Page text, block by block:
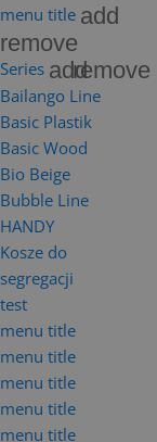
menu title add
remove
Series addremove
Bailango Line
Basic Plastik
Basic Wood
Bio Beige
Bubble Line
HANDY
Kosze do
segregacji
test
menu title
menu title
menu title
menu title
menu title